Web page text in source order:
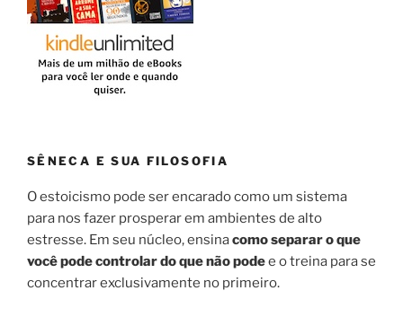
SÊNECA E SUA FILOSOFIA
O estoicismo pode ser encarado como um sistema
para nos fazer prosperar em ambientes de alto
estresse. Em seu núcleo, ensinacomo separar o que
você pode controlar do que não podee o treina para se
concentrar exclusivamente no primeiro.